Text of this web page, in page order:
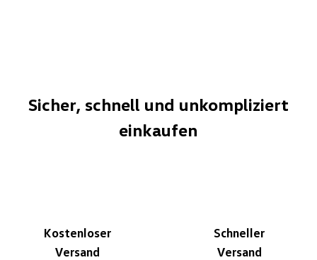
Sicher, schnell und unkompliziert
einkaufen
Kostenloser
Versand
Schneller
Versand